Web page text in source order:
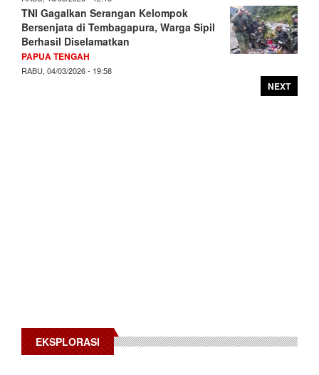
TNI Gagalkan Serangan Kelompok
Bersenjata di Tembagapura, Warga Sipil
Berhasil Diselamatkan
PAPUA TENGAH
RABU, 04/03/2026 - 19:58
NEXT
EKSPLORASI